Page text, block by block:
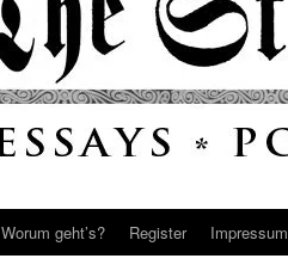
Worum geht’s? Register Impressum